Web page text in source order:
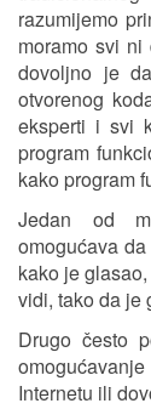
razumijemo
moramo svi
dovoljno je
otvorenog
eksperti i svi
program
kako program
Jedan od
omogućava
kako je
vidi, tako da je
Drugo često
Internetu ili